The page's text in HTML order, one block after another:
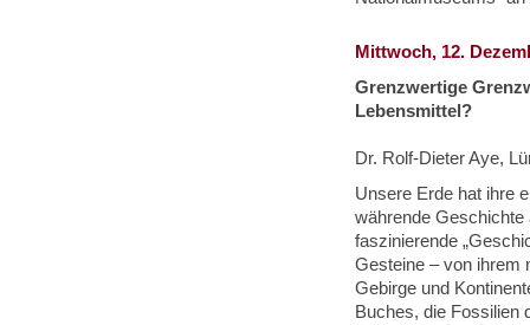
Mittwoch, 12.
Grenzwertige
Lebensmittel?
Dr. Rolf-Dieter Aye,
Unsere Erde hat ihre
währende
faszinierende
Gesteine – von ihrem
Gebirge und
Buches, die Fossilien